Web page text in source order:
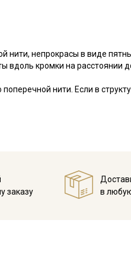
нити, непрокрасы в виде
вдоль кромки на расстоянии
нити. Если в
исправление выполняют
вид, не вытягивается
заказу
в